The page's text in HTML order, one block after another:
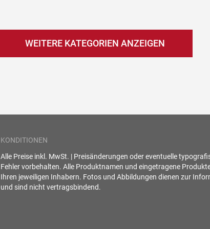
WEITERE KATEGORIEN ANZEIGEN
KONDITIONEN
Alle Preise inkl. MwSt. | Preisänderungen oder eventuelle
Fehler vorbehalten. Alle Produktnamen und eingetragene
Ihren jeweiligen Inhabern. Fotos und Abbildungen dienen zur
und sind nicht vertragsbindend.